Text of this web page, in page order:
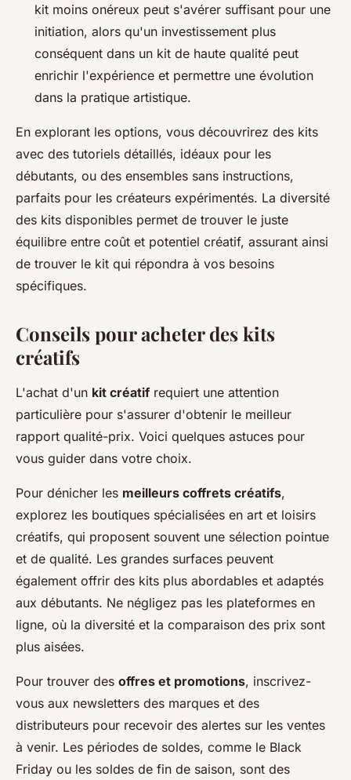
kit moins onéreux peut s'avérer suffisant pour une
initiation, alors qu'un investissement plus
conséquent dans un kit de haute qualité peut
enrichir l'expérience et permettre une évolution
dans la pratique artistique.
En explorant les options, vous découvrirez des kits
avec des tutoriels détaillés, idéaux pour les
débutants, ou des ensembles sans instructions,
parfaits pour les créateurs expérimentés. La diversité
des kits disponibles permet de trouver le juste
équilibre entre coût et potentiel créatif, assurant ainsi
de trouver le kit qui répondra à vos besoins
spécifiques.
Conseils pour acheter des kits
créatifs
L'achat d'un kit créatif requiert une attention
particulière pour s'assurer d'obtenir le meilleur
rapport qualité-prix. Voici quelques astuces pour
vous guider dans votre choix.
Pour dénicher les meilleurs coffrets créatifs,
explorez les boutiques spécialisées en art et loisirs
créatifs, qui proposent souvent une sélection pointue
et de qualité. Les grandes surfaces peuvent
également offrir des kits plus abordables et adaptés
aux débutants. Ne négligez pas les plateformes en
ligne, où la diversité et la comparaison des prix sont
plus aisées.
Pour trouver des offres et promotions, inscrivez-
vous aux newsletters des marques et des
distributeurs pour recevoir des alertes sur les ventes
à venir. Les périodes de soldes, comme le Black
Friday ou les soldes de fin de saison, sont des